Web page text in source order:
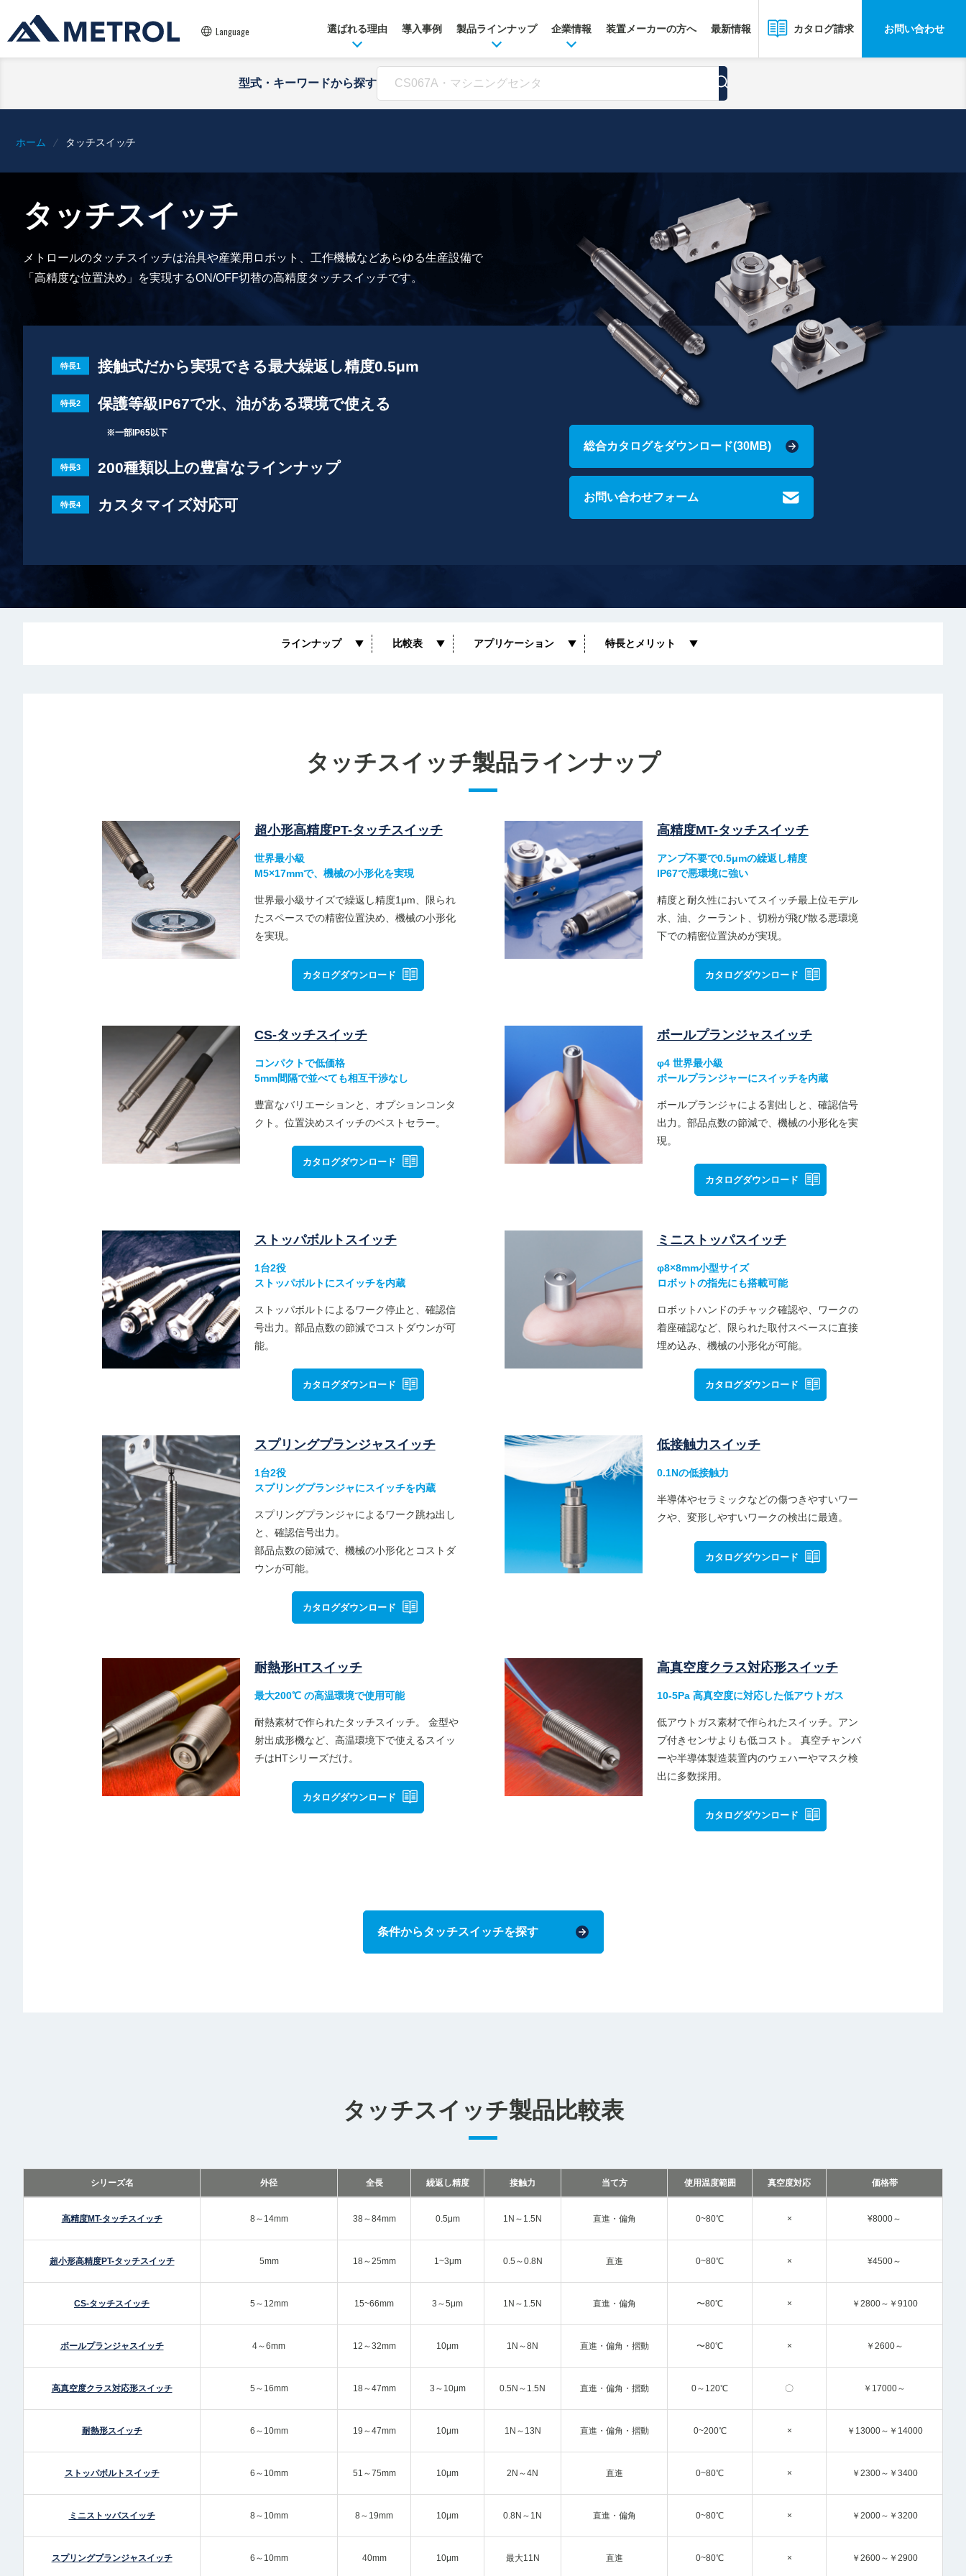
Language 選ばれる理由 導入事例 製品ラインナップ 企業情報 装置メーカーの方へ 最新情報 カタログ請求 お問い合わせ
型式・キーワードから探す
ホーム タッチスイッチ
タッチスイッチ
メトロールのタッチスイッチは治具や産業用ロボット、工作機械などあらゆる生産設備で
「高精度な位置決め」を実現するON/OFF切替の高精度タッチスイッチです。
総合カタログをダウンロード(30MB)
お問い合わせフォーム
特長1 接触式だから実現できる最大繰返し精度0.5μm
特長2 保護等級IP67で水、油がある環境で使える
※一部IP65以下
特長3 200種類以上の豊富なラインナップ
特長4 カスタマイズ対応可
ラインナップ 比較表 アプリケーション 特長とメリット
タッチスイッチ製品ラインナップ
超小形高精度PT-タッチスイッチ
世界最小級
M5×17mmで、機械の小形化を実現
世界最小級サイズで繰返し精度1μm、限られ
たスペースでの精密位置決め、機械の小形化
を実現。
カタログダウンロード
高精度MT-タッチスイッチ
アンプ不要で0.5μmの繰返し精度
IP67で悪環境に強い
精度と耐久性においてスイッチ最上位モデル
水、油、クーラント、切粉が飛び散る悪環境
下での精密位置決めが実現。
カタログダウンロード
CS-タッチスイッチ
コンパクトで低価格
5mm間隔で並べても相互干渉なし
豊富なバリエーションと、オプションコンタ
クト。位置決めスイッチのベストセラー。
カタログダウンロード
ボールプランジャスイッチ
φ4 世界最小級
ボールプランジャーにスイッチを内蔵
ボールプランジャによる割出しと、確認信号
出力。部品点数の節減で、機械の小形化を実
現。
カタログダウンロード
ストッパボルトスイッチ
1台2役
ストッパボルトにスイッチを内蔵
ストッパボルトによるワーク停止と、確認信
号出力。部品点数の節減でコストダウンが可
能。
カタログダウンロード
ミニストッパスイッチ
φ8×8mm小型サイズ
ロボットの指先にも搭載可能
ロボットハンドのチャック確認や、ワークの
着座確認など、限られた取付スペースに直接
埋め込み、機械の小形化が可能。
カタログダウンロード
スプリングプランジャスイッチ
1台2役
スプリングプランジャにスイッチを内蔵
スプリングプランジャによるワーク跳ね出し
と、確認信号出力。
部品点数の節減で、機械の小形化とコストダ
ウンが可能。
カタログダウンロード
低接触力スイッチ
0.1Nの低接触力
半導体やセラミックなどの傷つきやすいワー
クや、変形しやすいワークの検出に最適。
カタログダウンロード
耐熱形HTスイッチ
最大200℃ の高温環境で使用可能
耐熱素材で作られたタッチスイッチ。 金型や
射出成形機など、高温環境下で使えるスイッ
チはHTシリーズだけ。
カタログダウンロード
高真空度クラス対応形スイッチ
10-5Pa 高真空度に対応した低アウトガス
低アウトガス素材で作られたスイッチ。アン
プ付きセンサよりも低コスト。 真空チャンバ
ーや半導体製造装置内のウェハーやマスク検
出に多数採用。
カタログダウンロード
条件からタッチスイッチを探す
タッチスイッチ製品比較表
シリーズ名 外径 全長 繰返し精度 接触力 当て方 使用温度範囲 真空度対応 価格帯
高精度MT-タッチスイッチ 8～14mm 38～84mm 0.5μm 1N～1.5N 直進・偏角 0~80℃ × ¥8000～
超小形高精度PT-タッチスイッチ 5mm 18～25mm 1~3μm 0.5～0.8N 直進 0~80℃ × ¥4500～
CS-タッチスイッチ 5～12mm 15~66mm 3～5μm 1N～1.5N 直進・偏角 〜80℃ × ￥2800～￥9100
ボールプランジャスイッチ 4～6mm 12～32mm 10μm 1N～8N 直進・偏角・摺動 〜80℃ × ￥2600～
高真空度クラス対応形スイッチ 5～16mm 18～47mm 3～10μm 0.5N～1.5N 直進・偏角・摺動 0～120℃ 〇 ￥17000～
耐熱形スイッチ 6～10mm 19～47mm 10μm 1N～13N 直進・偏角・摺動 0~200℃ × ￥13000～￥14000
ストッパボルトスイッチ 6～10mm 51～75mm 10μm 2N～4N 直進 0~80℃ × ￥2300～￥3400
ミニストッパスイッチ 8～10mm 8～19mm 10μm 0.8N～1N 直進・偏角 0~80℃ × ￥2000～￥3200
スプリングプランジャスイッチ 6～10mm 40mm 10μm 最大11N 直進 0~80℃ × ￥2600～￥2900